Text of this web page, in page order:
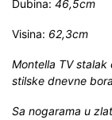
Dubina: 46,5cm
Visina: 62,3cm
Montella TV
stilske dnevne
Sa nogarama u